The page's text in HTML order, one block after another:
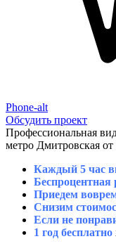
Phone-alt
Обсудить проект
Профессиональная
метро Дмитровская от
Каждый 5 час
Беспроцентная
Приедем
Снизим
Если не
1 год бесплатно